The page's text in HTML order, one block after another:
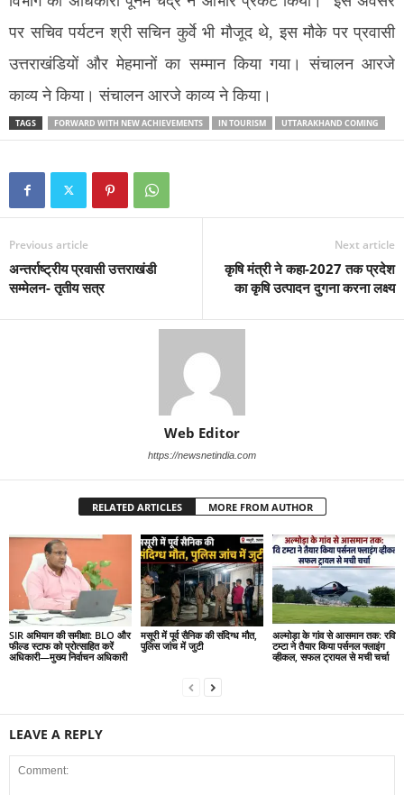
पर सचिव पर्यटन श्री सचिन कुर्वे भी मौजूद थे, इस मौके पर प्रवासी
उत्तराखंडियों और मेहमानों का सम्मान किया गया। संचालन आरजे
काव्य ने किया। संचालन आरजे काव्य ने किया।
TAGS FORWARD WITH NEW ACHIEVEMENTS IN TOURISM UTTARAKHAND COMING
Previous article
अन्तर्राष्ट्रीय प्रवासी उत्तराखंडी
सम्मेलन- तृतीय सत्र
Next article
कृषि मंत्री ने कहा-2027 तक प्रदेश
का कृषि उत्पादन दुगना करना लक्ष्य
Web Editor
https://newsnetindia.com
RELATED ARTICLES MORE FROM AUTHOR
SIR अभियान की समीक्षा: BLO और
फील्ड स्टाफ को प्रोत्साहित करें
अधिकारी—मुख्य निर्वाचन अधिकारी
मसूरी में पूर्व सैनिक की संदिग्ध मौत,
पुलिस जांच में जुटी
अल्मोड़ा के गांव से आसमान तक: रवि
टम्टा ने तैयार किया पर्सनल फ्लाइंग
व्हीकल, सफल ट्रायल से मची चर्चा
LEAVE A REPLY